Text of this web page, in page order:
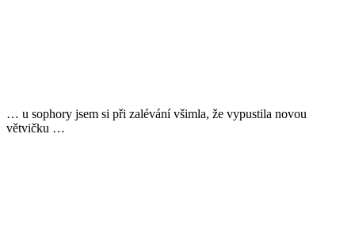
… u sophory jsem si při zalévání všimla, že vypustila novou
větvičku …